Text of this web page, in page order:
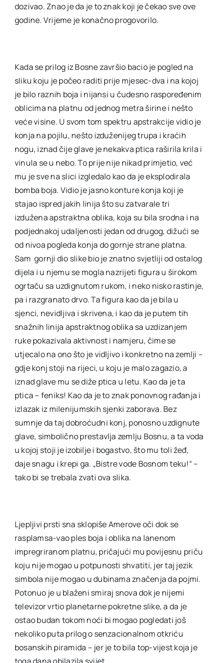
dozivao. Znao je da je to znak koji je čekao sve ove
godine. Vrijeme je konačno progovorilo.
Kada se prilog iz Bosne završio bacio je pogled na
sliku koju je počeo raditi prije mjesec-dva i na kojoj
je bilo raznih boja i nijansi u čudesno raspoređenim
oblicima na platnu od jednog metra širine i nešto
veće visine. U svom tom spektru apstrakcije vidio je
konja na pojilu, nešto izduženijeg trupa i kraćih
nogu, iznad čije glave je nekakva ptica raširila krila i
vinula se u nebo. To prije nije nikad primjetio, već
mu je sve na slici izgledalo kao da je eksplodirala
bomba boja. Vidio je jasno konture konja koji je
stajao ispred jakih linija što su zatvarale tri
izdužena apstraktna oblika, koja su bila srodna i na
podjednakoj udaljenosti jedan od drugog, dižući se
od nivoa pogleda konja do gornje strane platna.
Sam gornji dio slike bio je znatno svjetliji od ostalog
dijela i u njemu se mogla nazrijeti figura u širokom
ogrtaču sa uzdignutom rukom, i neko nisko rastinje,
pa i razgranato drvo. Ta figura kao da je bila u
sjenci, nevidljiva i skrivena, i kao da je putem tih
snažnih linija apstraktnog oblika sa uzdizanjem
ruke pokazivala aktivnost i namjeru, čime se
utjecalo na ono što je vidljivo i konkretno na zemlji –
gdje konj stoji na rijeci, u koju je malo zagazio, a
iznad glave mu se diže ptica u letu. Kao da je ta
ptica – feniks! Kao da je to znak ponovnog rađanja i
izlazak iz milenijumskih sjenki zaborava. Bez
sumnje da taj dobroćudni konj, ponosno uzdignute
glave, simbolično prestavlja zemlju Bosnu, a ta voda
u kojoj stoji je izobilje i bogastvo, što mu toli žeđ,
daje snagu i krepi ga. „Bistre vode Bosnom teku!“ –
tako bi se trebala zvati ova slika.
Ljepljivi prsti sna sklopiše Amerove oči dok se
rasplamsa-vao ples boja i oblika na lanenom
impregriranom platnu, pričajući mu povijesnu priču
koju nije mogao u potpunosti shvatiti, jer taj jezik
simbola nije mogao u dubinama značenja da pojmi.
Potonuo je u blaženi smiraj snova dok je nijemi
televizor vrtio planetarne pokretne slike, a da je
ostao budan tokom noći bi mogao pogledati još
nekoliko puta prilog o senzacionalnom otkriću
bosanskih piramida – jer je to bila top-vijest koja je